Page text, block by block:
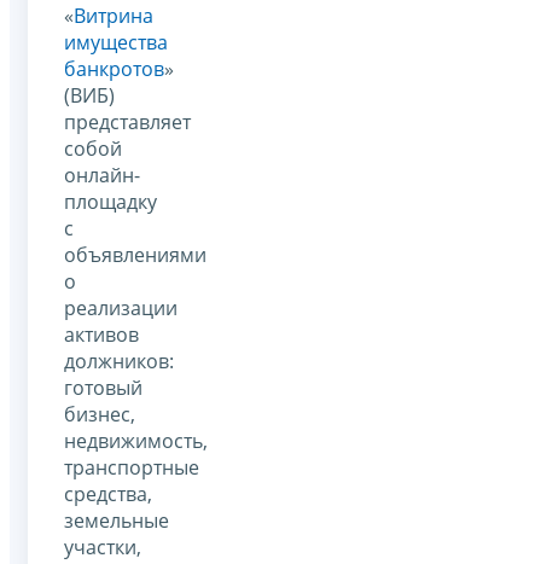
«Витрина
имущества
банкротов»
(ВИБ)
представляет
собой
онлайн-
площадку
с
объявлениями
о
реализации
активов
должников:
готовый
бизнес,
недвижимость,
транспортные
средства,
земельные
участки,